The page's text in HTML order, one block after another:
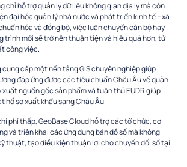
chỉ hỗ trợ quản lý dữ liệu không gian địa lý mà còn
đại hóa quản lý nhà nước và phát triển kinh tế – xã
hóa và đồng bộ, việc luân chuyển cán bộ hay
trình mới sẽ trở nên thuận tiện và hiệu quả hơn, từ
công việc.
cung cấp một nền tảng GIS chuyên nghiệp giúp
đáp ứng được các tiêu chuẩn Châu Âu về quản
nguồn gốc sản phẩm và tuân thủ EUDR giúp
hồ sơ xuất khẩu sang Châu Âu.
phí thấp, GeoBase Cloud hỗ trợ các tổ chức, cơ
và triển khai các ứng dụng bản đồ số mà không
thuật, tạo điều kiện thuận lợi cho chuyển đổi số tại